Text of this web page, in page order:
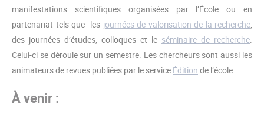
manifestations scientifiques organisées par l’École ou en
partenariat tels que les journées de valorisation de la recherche,
des journées d’études, colloques et le séminaire de recherche.
Celui-ci se déroule sur un semestre. Les chercheurs sont aussi les
animateurs de revues publiées par le service Édition de l’école.
À venir :